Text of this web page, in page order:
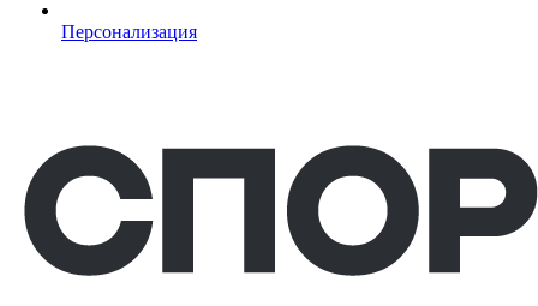
Персонализация